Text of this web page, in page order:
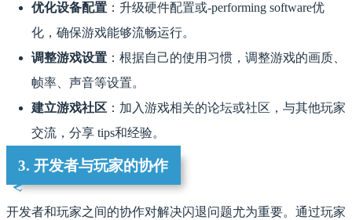
优化设备配置 ：升级硬件配置或-performing software优
化，确保游戏能够流畅运行。
调整游戏设置 ：根据自己的使用习惯，调整游戏的画质、
帧率、声音等设置。
建立游戏社区 ：加入游戏相关的论坛或社区，与其他玩家
交流，分享 tips和经验。
3. 开发者与玩家的协作
开发者和玩家之间的协作对解决闪退问题尤为重要。通过玩家